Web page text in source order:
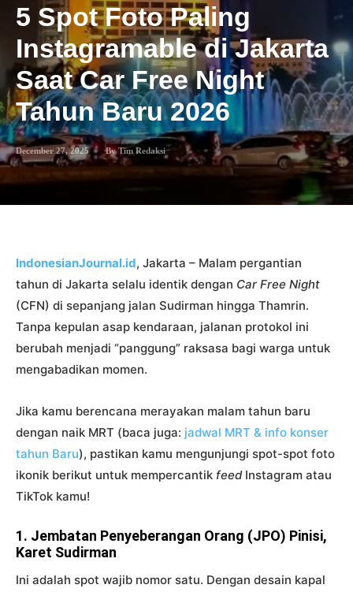
5 Spot Foto Paling
Instagramable di Jakarta
Saat Car Free Night
Tahun Baru 2026
December 27, 2025 By Tim Redaksi
IndonesianJournal.id, Jakarta – Malam pergantian
tahun di Jakarta selalu identik dengan Car Free Night
(CFN) di sepanjang jalan Sudirman hingga Thamrin.
Tanpa kepulan asap kendaraan, jalanan protokol ini
berubah menjadi “panggung” raksasa bagi warga untuk
mengabadikan momen.
Jika kamu berencana merayakan malam tahun baru
dengan naik MRT (baca juga: jadwal MRT & info konser
tahun Baru), pastikan kamu mengunjungi spot-spot foto
ikonik berikut untuk mempercantik feedInstagram atau
TikTok kamu!
1. Jembatan Penyeberangan Orang (JPO) Pinisi,
Karet Sudirman
Ini adalah spot wajib nomor satu. Dengan desain kapal